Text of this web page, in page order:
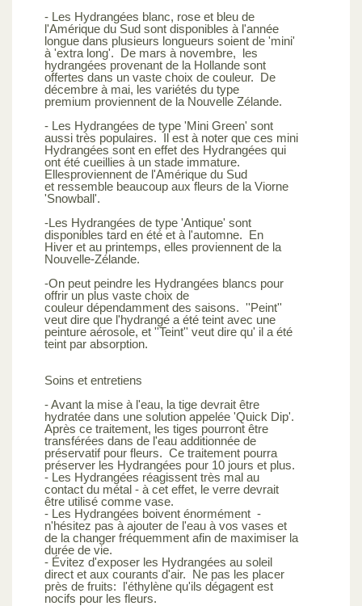
- Les Hydrangées blanc, rose et bleu de
l'Amérique du Sud sont disponibles à l'année
longue dans plusieurs longueurs soient de 'mini'
à 'extra long'. De mars à novembre, les
hydrangées provenant de la Hollande sont
offertes dans un vaste choix de couleur. De
décembre à mai, les variétés du type
premium proviennent de la Nouvelle Zélande.
- Les Hydrangées de type 'Mini Green' sont
aussi très populaires. Il est à noter que ces mini
Hydrangées sont en effet des Hydrangées qui
ont été cueillies à un stade immature.
Ellesproviennent de l'Amérique du Sud
et ressemble beaucoup aux fleurs de la Viorne
'Snowball'.
-Les Hydrangées de type 'Antique' sont
disponibles tard en été et à l'automne. En
Hiver et au printemps, elles proviennent de la
Nouvelle-Zélande.
-On peut peindre les Hydrangées blancs pour
offrir un plus vaste choix de
couleur dépendamment des saisons. ''Peint''
veut dire que l'hydrangé a été teint avec une
peinture aérosole, et ''Teint'' veut dire qu' il a été
teint par absorption.
Soins et entretiens
- Avant la mise à l'eau, la tige devrait être
hydratée dans une solution appelée 'Quick Dip'.
Après ce traitement, les tiges pourront être
transférées dans de l'eau additionnée de
préservatif pour fleurs. Ce traitement pourra
préserver les Hydrangées pour 10 jours et plus.
- Les Hydrangées réagissent très mal au
contact du métal - à cet effet, le verre devrait
être utilisé comme vase.
- Les Hydrangées boivent énormément -
n'hésitez pas à ajouter de l'eau à vos vases et
de la changer fréquemment afin de maximiser la
durée de vie.
- Évitez d'exposer les Hydrangées au soleil
direct et aux courants d'air. Ne pas les placer
près de fruits: l'éthylène qu'ils dégagent est
nocifs pour les fleurs.